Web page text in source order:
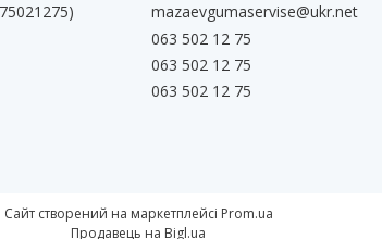
mazaevgumaservise@ukr.net
063 502 12 75
063 502 12 75
063 502 12 75
Сайт створений на маркетплейсі Prom.ua
Продавець на Bigl.ua